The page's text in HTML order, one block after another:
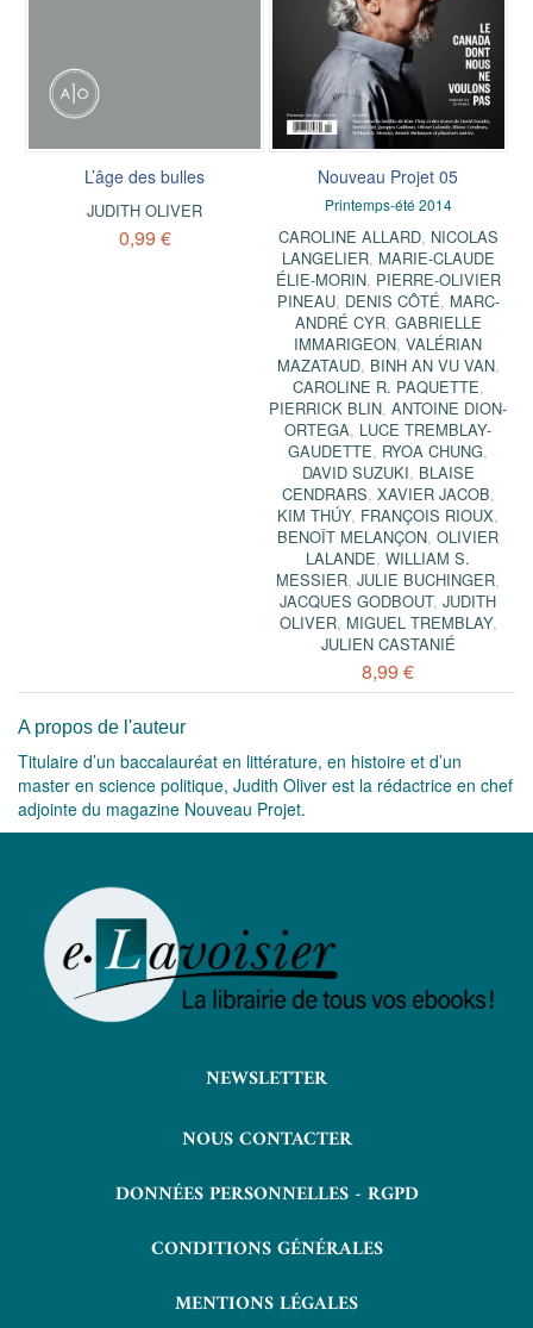
L’âge des bulles
JUDITH OLIVER
0,99 €
Nouveau Projet 05
Printemps-été 2014
CAROLINE ALLARD, NICOLAS
LANGELIER, MARIE-CLAUDE
ÉLIE-MORIN, PIERRE-OLIVIER
PINEAU, DENIS CÔTÉ, MARC-
ANDRÉ CYR, GABRIELLE
IMMARIGEON,VALÉRIAN
MAZATAUD, BINH AN VU VAN,
CAROLINE R. PAQUETTE,
PIERRICK BLIN,ANTOINE DION-
ORTEGA, LUCE TREMBLAY-
GAUDETTE, RYOA CHUNG,
DAVID SUZUKI, BLAISE
CENDRARS, XAVIER JACOB,
KIM THÚY, FRANÇOIS RIOUX,
BENOÎT MELANÇON,OLIVIER
LALANDE,WILLIAM S.
MESSIER,JULIE BUCHINGER,
JACQUES GODBOUT,JUDITH
OLIVER, MIGUEL TREMBLAY,
JULIEN CASTANIÉ
8,99 €
A propos de l'auteur
Titulaire d’un baccalauréat en littérature, en histoire et d’un
master en science politique, Judith Oliver est la rédactrice en chef
adjointe du magazine Nouveau Projet.
NEWSLETTER
NOUS CONTACTER
DONNÉES PERSONNELLES - RGPD
CONDITIONS GÉNÉRALES
MENTIONS LÉGALES